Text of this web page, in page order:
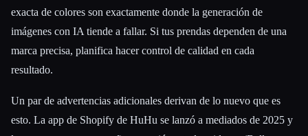
exacta de colores son exactamente donde la generación de
imágenes con IA tiende a fallar. Si tus prendas dependen de una
marca precisa, planifica hacer control de calidad en cada
resultado.
Un par de advertencias adicionales derivan de lo nuevo que es
esto. La app de Shopify de HuHu se lanzó a mediados de 2025 y